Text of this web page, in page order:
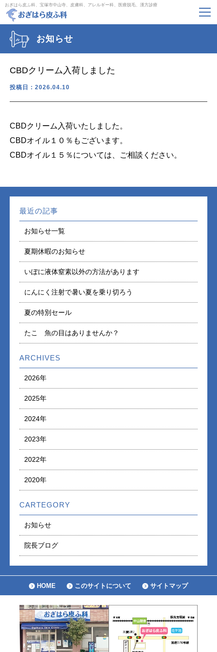
おぎはら皮ふ科、宝塚市中山寺、皮膚科、アレルギー科、医療脱毛、漢方診療
お知らせ
CBDクリーム入荷しました
投稿日：2026.04.10
CBDクリーム入荷いたしました。
CBDオイル１０％もございます。
CBDオイル１５％については、ご相談ください。
最近の記事
お知らせ一覧
夏期休暇のお知らせ
いぼに液体窒素以外の方法があります
にんにく注射で暑い夏を乗り切ろう
夏の特別セール
たこ 魚の目はありませんか？
ARCHIVES
2026年
2025年
2024年
2023年
2022年
2020年
CARTEGORY
お知らせ
院長ブログ
HOME このサイトについて サイトマップ